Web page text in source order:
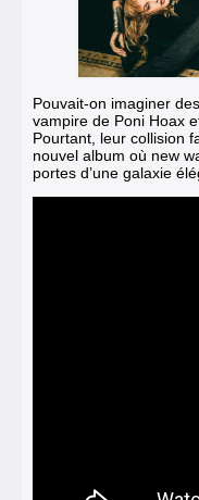
Pouvait-on imaginer
vampire de Poni Hoax
Pourtant, leur collision
nouvel album où new
portes d’une galaxie